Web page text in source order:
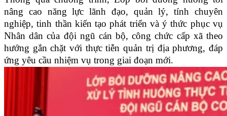
nâng cao năng lực lãnh đạo, quản lý, tính chuyên
nghiệp, tinh thần kiến tạo phát triển và ý thức phục vụ
Nhân dân của đội ngũ cán bộ, công chức cấp xã theo
hướng gắn chặt với thực tiễn quản trị địa phương, đáp
ứng yêu cầu nhiệm vụ trong giai đoạn mới.